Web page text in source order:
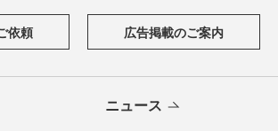
依頼 広告掲載のご案内
ニュース